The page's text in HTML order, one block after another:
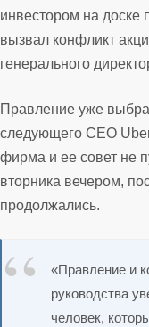
инвестором на доске
вызвал конфликт
генерального
Правление уже
следующего CEO
фирма и ее совет не
вторника вечером,
продолжались.
«Правление и
руководства
человек,